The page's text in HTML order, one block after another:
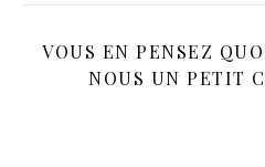
VOUS EN PENSEZ
NOUS UN PETIT